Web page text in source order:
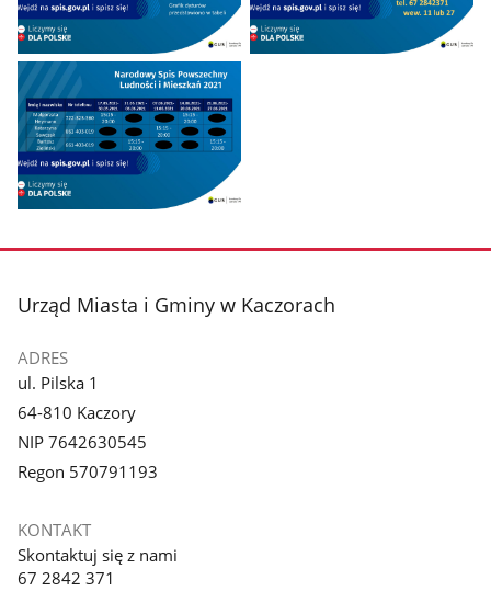
Pokaż
zdjęcie
1
z
galerii.
zdjęcie
galerii.
stopka
Urząd Miasta i Gminy w Kaczorach
ADRES
ul. Pilska 1
64-810 Kaczory
NIP 7642630545
Regon 570791193
KONTAKT
Skontaktuj się z nami
67 2842 371